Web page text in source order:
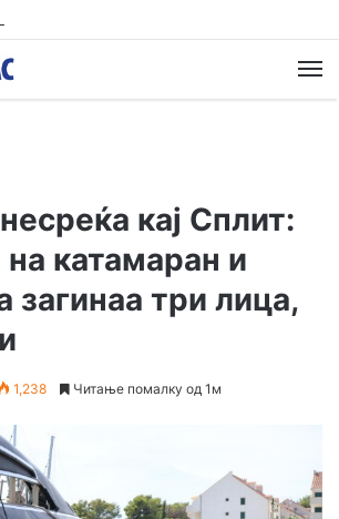
кај Сплит:
катамаран и
загинаа три лица,
1,238 Читање помалку од 1м